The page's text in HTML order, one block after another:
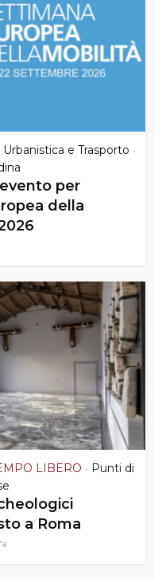
Urbanistica e Trasporto •
per
della
LIBERO • Punti di
a Roma